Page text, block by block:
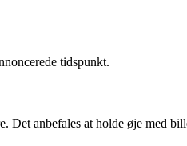
tidspunkt.
Det anbefales at holde øje med